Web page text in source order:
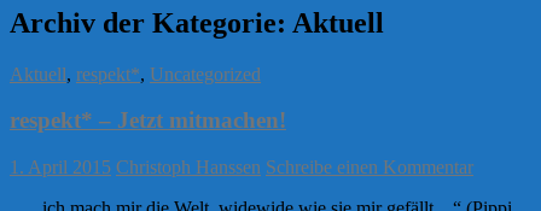
Archiv der Kategorie: Aktuell
Aktuell, respekt*, Uncategorized
respekt* – Jetzt mitmachen!
1. April 2015 Christoph Hanssen Schreibe einen Kommentar